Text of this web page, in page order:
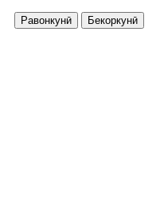
Равонкунӣ Бекоркунӣ